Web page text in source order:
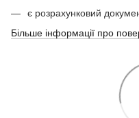
є розрахунковий
Більше інформації про